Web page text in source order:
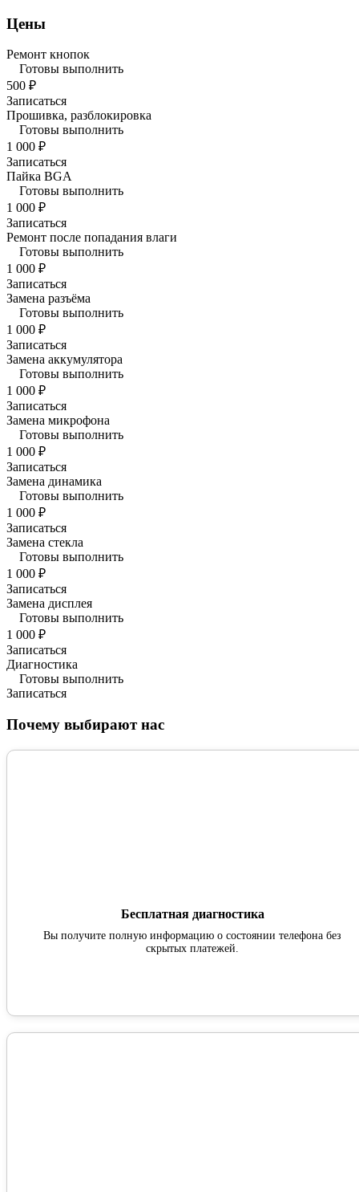
Цены
Ремонт кнопок
Готовы выполнить
500 ₽
Записаться
Прошивка, разблокировка
Готовы выполнить
1 000 ₽
Записаться
Пайка BGA
Готовы выполнить
1 000 ₽
Записаться
Ремонт после попадания влаги
Готовы выполнить
1 000 ₽
Записаться
Замена разъёма
Готовы выполнить
1 000 ₽
Записаться
Замена аккумулятора
Готовы выполнить
1 000 ₽
Записаться
Замена микрофона
Готовы выполнить
1 000 ₽
Записаться
Замена динамика
Готовы выполнить
1 000 ₽
Записаться
Замена стекла
Готовы выполнить
1 000 ₽
Записаться
Замена дисплея
Готовы выполнить
1 000 ₽
Записаться
Диагностика
Готовы выполнить
Записаться
Почему выбирают нас
Бесплатная диагностика
Вы получите полную информацию о состоянии телефона без
скрытых платежей.